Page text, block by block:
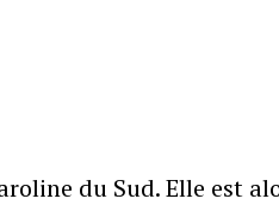
du Sud. Elle est